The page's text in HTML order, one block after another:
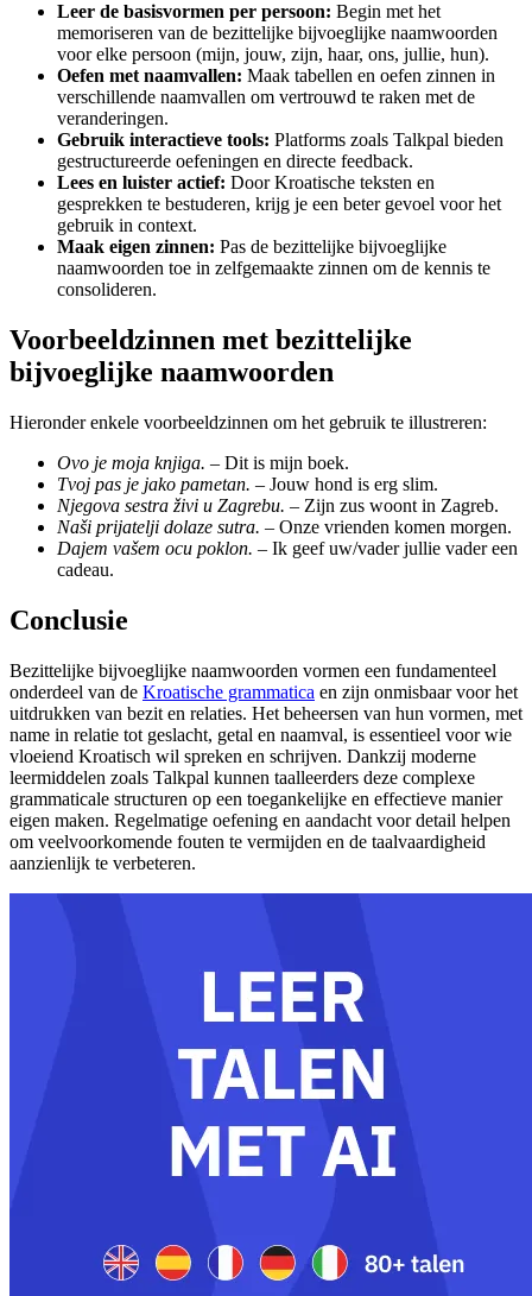
Leer de basisvormen per persoon: Begin met het
memoriseren van de bezittelijke bijvoeglijke naamwoorden
voor elke persoon (mijn, jouw, zijn, haar, ons, jullie, hun).
Oefen met naamvallen: Maak tabellen en oefen zinnen in
verschillende naamvallen om vertrouwd te raken met de
veranderingen.
Gebruik interactieve tools: Platforms zoals Talkpal bieden
gestructureerde oefeningen en directe feedback.
Lees en luister actief: Door Kroatische teksten en
gesprekken te bestuderen, krijg je een beter gevoel voor het
gebruik in context.
Maak eigen zinnen: Pas de bezittelijke bijvoeglijke
naamwoorden toe in zelfgemaakte zinnen om de kennis te
consolideren.
Voorbeeldzinnen met bezittelijke
bijvoeglijke naamwoorden
Hieronder enkele voorbeeldzinnen om het gebruik te illustreren:
Ovo je moja knjiga. – Dit is mijn boek.
Tvoj pas je jako pametan. – Jouw hond is erg slim.
Njegova sestra živi u Zagrebu. – Zijn zus woont in Zagreb.
Naši prijatelji dolaze sutra. – Onze vrienden komen morgen.
Dajem vašem ocu poklon. – Ik geef uw/vader jullie vader een
cadeau.
Conclusie
Bezittelijke bijvoeglijke naamwoorden vormen een fundamenteel
onderdeel van de Kroatische grammatica en zijn onmisbaar voor het
uitdrukken van bezit en relaties. Het beheersen van hun vormen, met
name in relatie tot geslacht, getal en naamval, is essentieel voor wie
vloeiend Kroatisch wil spreken en schrijven. Dankzij moderne
leermiddelen zoals Talkpal kunnen taalleerders deze complexe
grammaticale structuren op een toegankelijke en effectieve manier
eigen maken. Regelmatige oefening en aandacht voor detail helpen
om veelvoorkomende fouten te vermijden en de taalvaardigheid
aanzienlijk te verbeteren.